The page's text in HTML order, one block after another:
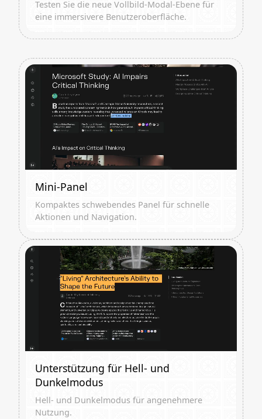
Testen Sie die neue Vollbild-Modal-Ebene für
eine immersivere Benutzeroberfläche.
Mini-Panel
Kompaktes schwebendes Panel für schnelle
Aktionen und Navigation.
Unterstützung für Hell- und
Dunkelmodus
Hell- und Dunkelmodus für angenehmere
Nutzung.